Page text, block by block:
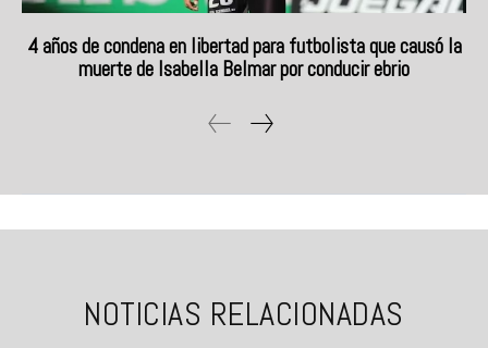
4 años de condena en libertad para futbolista que causó la
muerte de Isabella Belmar por conducir ebrio
NOTICIAS RELACIONADAS